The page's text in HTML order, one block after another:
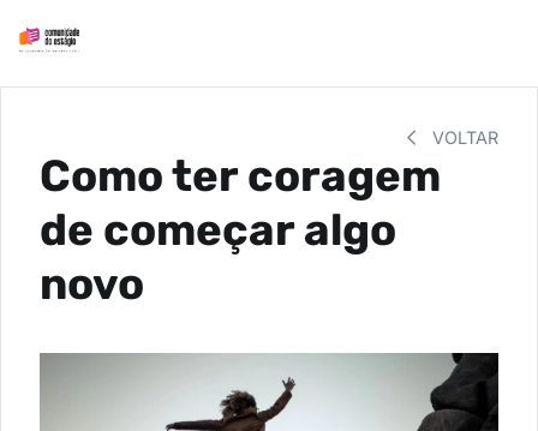
VOLTAR
Como ter coragem
de começar algo
novo